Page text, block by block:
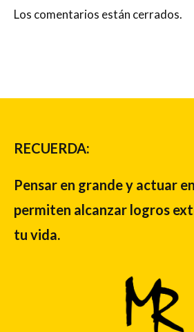
Los comentarios están cerrados.
RECUERDA:
Pensar en grande y actuar
permiten alcanzar logros
tu vida.